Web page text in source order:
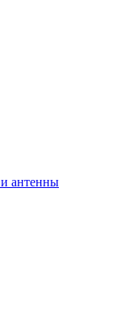
антенны